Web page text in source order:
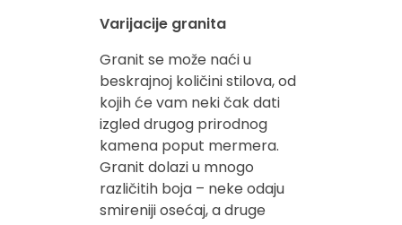
Varijacije granita
Granit se može naći u
beskrajnoj količini stilova, od
kojih će vam neki čak dati
izgled drugog prirodnog
kamena poput mermera.
Granit dolazi u mnogo
različitih boja – neke odaju
smireniji osećaj, a druge